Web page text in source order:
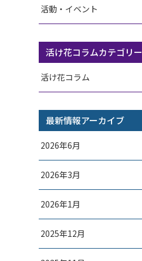
活動・イベント
活け花コラムカテゴリー
活け花コラム
最新情報アーカイブ
2026年6月
2026年3月
2026年1月
2025年12月